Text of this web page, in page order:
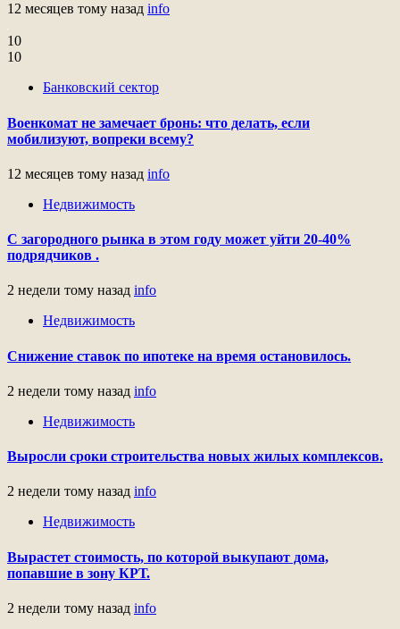
12 месяцев тому назад info
10
10
Банковский сектор
Военкомат не замечает бронь: что делать, если
мобилизуют, вопреки всему?
12 месяцев тому назад info
Недвижимость
С загородного рынка в этом году может уйти 20-40%
подрядчиков .
2 недели тому назад info
Недвижимость
Снижение ставок по ипотеке на время остановилось.
2 недели тому назад info
Недвижимость
Выросли сроки строительства новых жилых комплексов.
2 недели тому назад info
Недвижимость
Вырастет стоимость, по которой выкупают дома,
попавшие в зону КРТ.
2 недели тому назад info